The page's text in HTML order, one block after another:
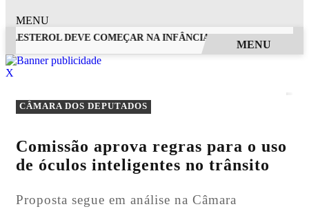
MENU
DEVE COMEÇAR NA INFÂNCIA, ALERTA
MENU
X
CÂMARA DOS DEPUTADOS
Comissão aprova regras para o uso
de óculos inteligentes no trânsito
Proposta segue em análise na Câmara